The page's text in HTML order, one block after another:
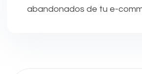
abandonados de tu e-